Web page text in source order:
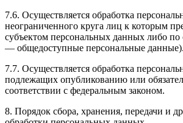
7.6. Осуществляется обработка
неограниченного круга лиц к которым
субъектом персональных данных либо по
— общедоступные персональные данные).
7.7. Осуществляется обработка
подлежащих опубликованию или
соответствии с федеральным законом.
8. Порядок сбора, хранения, передачи и